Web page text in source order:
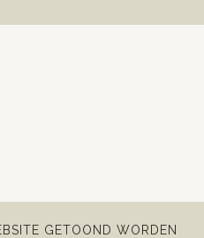
GETOOND WORDEN